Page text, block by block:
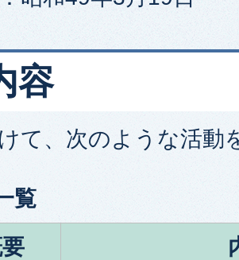
容
て、次のような活動
覧